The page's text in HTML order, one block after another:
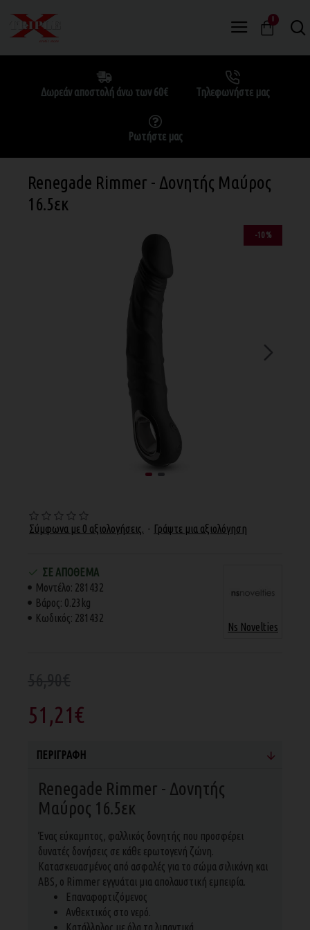
0
Δωρεάν αποστολή άνω των 60€ Τηλεφωνήστε μας
Ρωτήστε μας
Renegade Rimmer - Δονητής Μαύρος
16.5εκ
-10 %
Σύμφωνα με 0 αξιολογήσεις. - Γράψτε μια αξιολόγηση
51,21€
ΣΕ ΑΠΌΘΕΜΑ
Μοντέλο: 281432
Βάρος: 0.23kg
Κωδικός: 281432
Ns Novelties
ΠΕΡΙΓΡΑΦΉ
Renegade Rimmer - Δονητής
Μαύρος 16.5εκ
Ένας εύκαμπτος, φαλλικός δονητής που προσφέρει
δυνατές δονήσεις σε κάθε ερωτογενή ζώνη.
Κατασκευασμένος από ασφαλές για το σώμα σιλικόνη και
ABS, ο Rimmer εγγυάται μια απολαυστική εμπειρία.
Επαναφορτιζόμενος
Ανθεκτικός στο νερό.
Κατάλληλος με όλα τα λιπαντικά.